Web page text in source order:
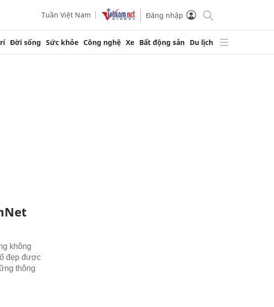
Tuần Việt Nam Đăng nhập
Đời sống Sức khỏe Công nghệ Xe Bất động sản Du lịch
không
đẹp được
thông